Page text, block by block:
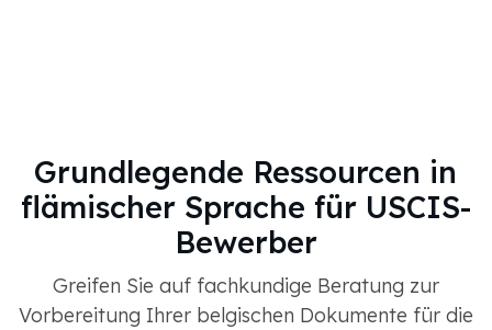
Grundlegende Ressourcen in
flämischer Sprache für USCIS-
Bewerber
Greifen Sie auf fachkundige Beratung zur
Vorbereitung Ihrer belgischen Dokumente für die